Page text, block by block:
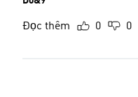
Đọc thêm 0 0